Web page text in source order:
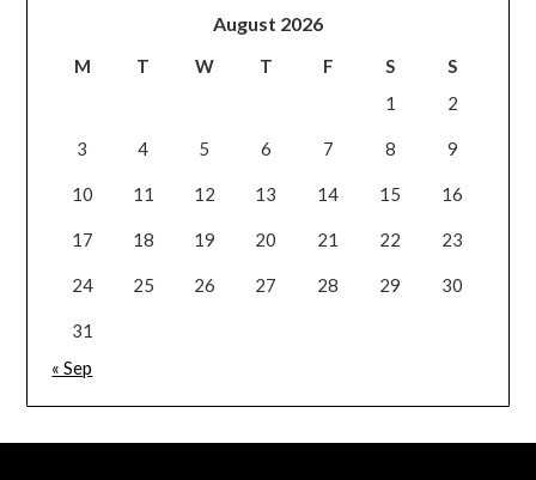
August 2026
M T W T F S
S
1
2
3 4 5 6 7 8 9
10 11 12 13 14 15 16
17 18 19 20 21 22 23
24 25 26 27 28 29 30
31
« Sep